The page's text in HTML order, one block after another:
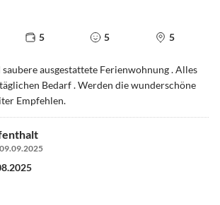
5 5 5
ausgestattete Ferienwohnung . Alles
Bedarf . Werden die wunderschöne
Empfehlen.
09.09.2025